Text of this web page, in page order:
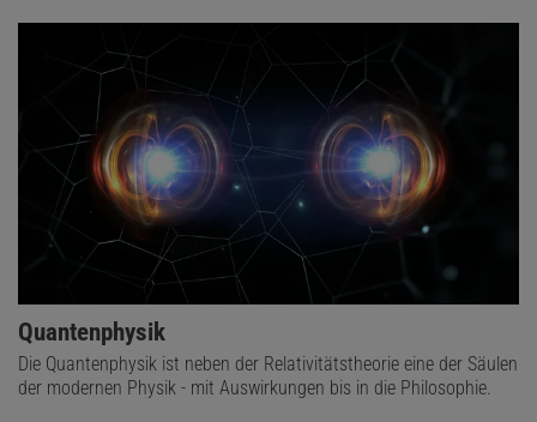
Quantenphysik
Die Quantenphysik ist neben der Relativitätstheorie eine der Säulen
der modernen Physik - mit Auswirkungen bis in die Philosophie.